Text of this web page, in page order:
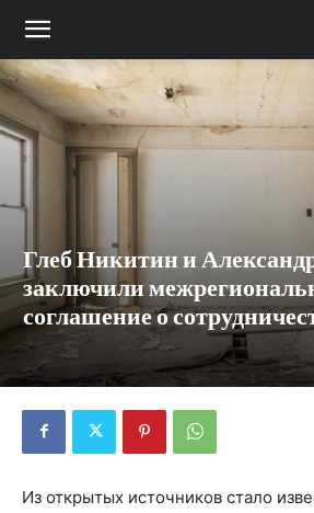
Глеб Никитин и
заключили
соглашение о
Из открытых источников стало